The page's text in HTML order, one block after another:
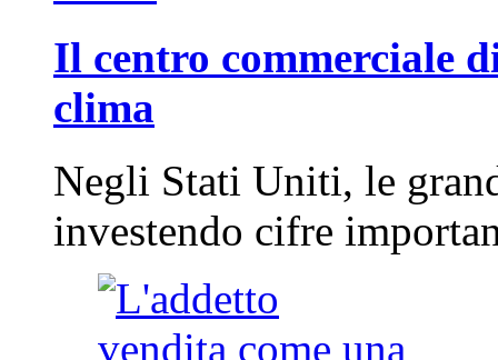
Il centro commerciale
clima
Negli Stati Uniti, le
investendo cifre